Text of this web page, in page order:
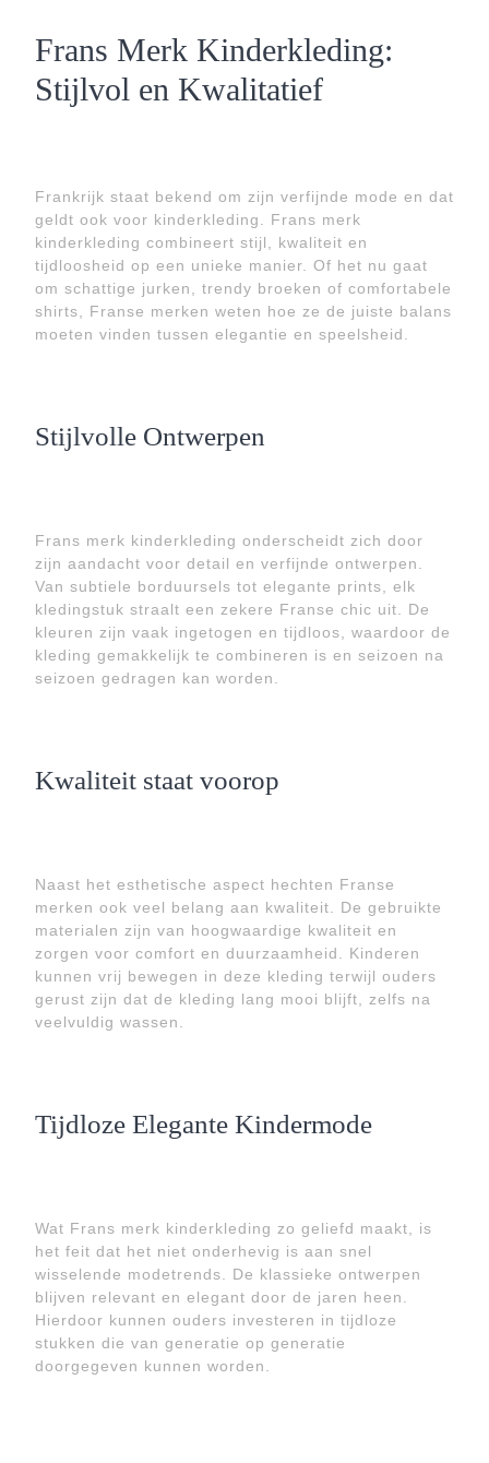
Frans Merk Kinderkleding:
Stijlvol en Kwalitatief
Frankrijk staat bekend om zijn verfijnde mode en dat
geldt ook voor kinderkleding. Frans merk
kinderkleding combineert stijl, kwaliteit en
tijdloosheid op een unieke manier. Of het nu gaat
om schattige jurken, trendy broeken of comfortabele
shirts, Franse merken weten hoe ze de juiste balans
moeten vinden tussen elegantie en speelsheid.
Stijlvolle Ontwerpen
Frans merk kinderkleding onderscheidt zich door
zijn aandacht voor detail en verfijnde ontwerpen.
Van subtiele borduursels tot elegante prints, elk
kledingstuk straalt een zekere Franse chic uit. De
kleuren zijn vaak ingetogen en tijdloos, waardoor de
kleding gemakkelijk te combineren is en seizoen na
seizoen gedragen kan worden.
Kwaliteit staat voorop
Naast het esthetische aspect hechten Franse
merken ook veel belang aan kwaliteit. De gebruikte
materialen zijn van hoogwaardige kwaliteit en
zorgen voor comfort en duurzaamheid. Kinderen
kunnen vrij bewegen in deze kleding terwijl ouders
gerust zijn dat de kleding lang mooi blijft, zelfs na
veelvuldig wassen.
Tijdloze Elegante Kindermode
Wat Frans merk kinderkleding zo geliefd maakt, is
het feit dat het niet onderhevig is aan snel
wisselende modetrends. De klassieke ontwerpen
blijven relevant en elegant door de jaren heen.
Hierdoor kunnen ouders investeren in tijdloze
stukken die van generatie op generatie
doorgegeven kunnen worden.